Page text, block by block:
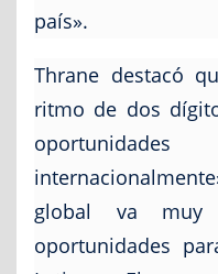
país».
Thrane destacó
ritmo de dos
global va
oportunidades